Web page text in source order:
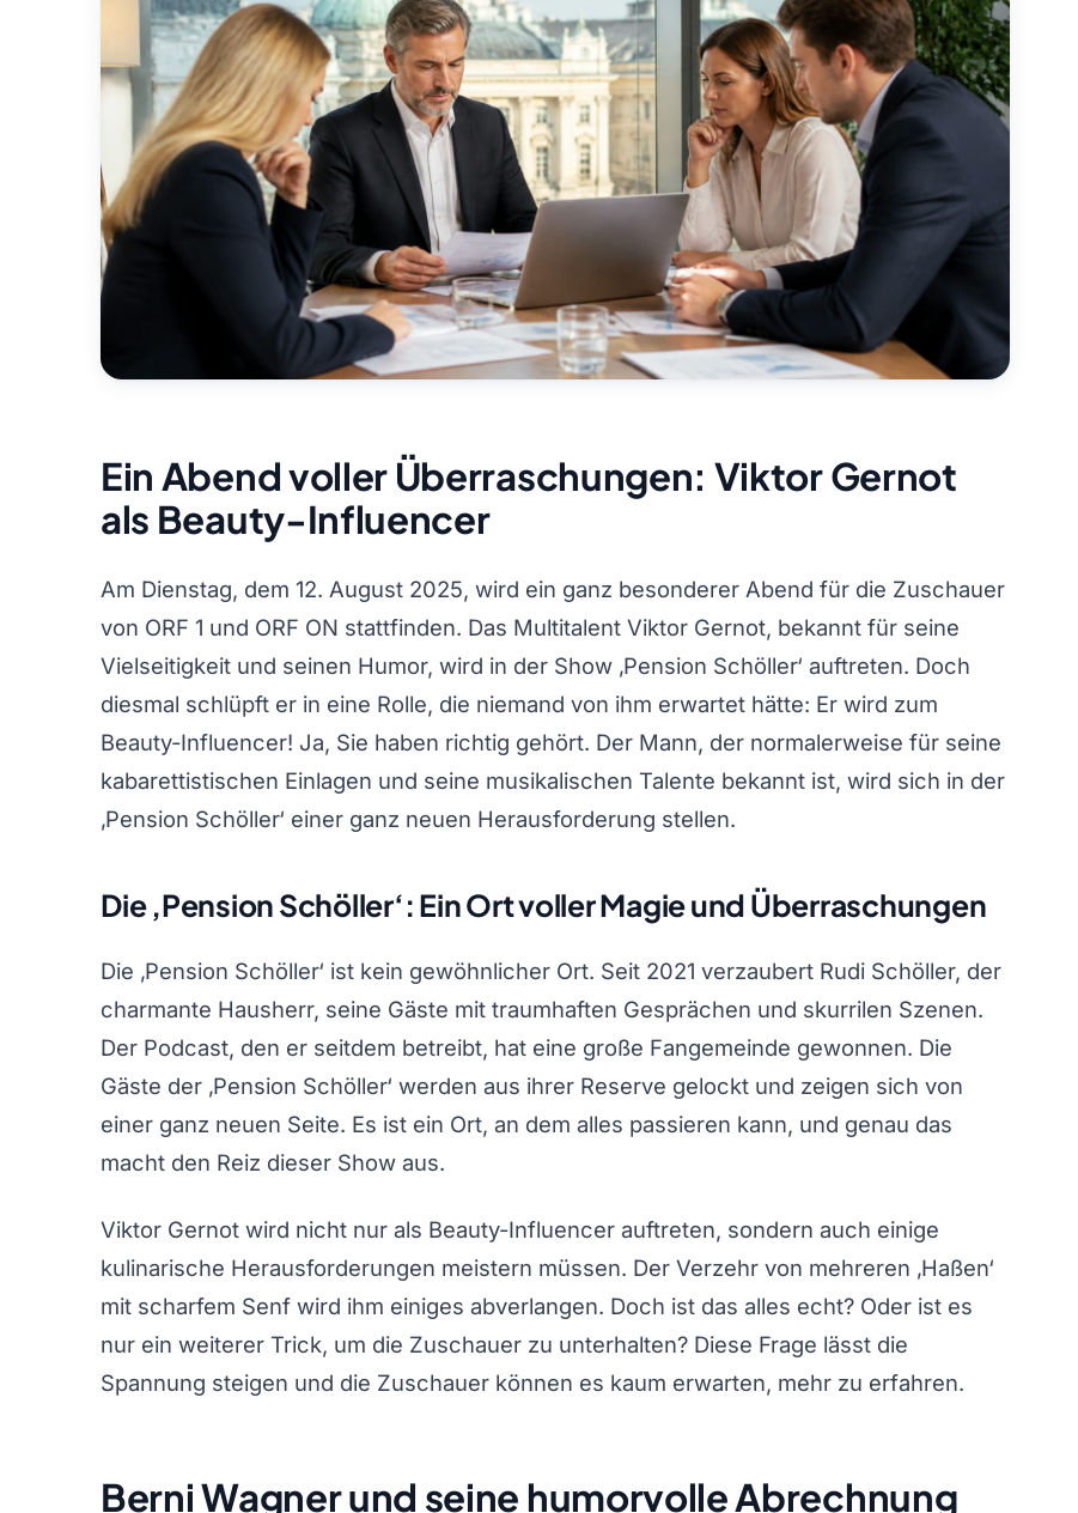
Ein Abend voller Überraschungen: Viktor Gernot
als Beauty-Influencer
Am Dienstag, dem 12. August 2025, wird ein ganz besonderer Abend für die Zuschauer
von ORF 1 und ORF ON stattfinden. Das Multitalent Viktor Gernot, bekannt für seine
Vielseitigkeit und seinen Humor, wird in der Show ‚Pension Schöller‘ auftreten. Doch
diesmal schlüpft er in eine Rolle, die niemand von ihm erwartet hätte: Er wird zum
Beauty-Influencer! Ja, Sie haben richtig gehört. Der Mann, der normalerweise für seine
kabarettistischen Einlagen und seine musikalischen Talente bekannt ist, wird sich in der
‚Pension Schöller‘ einer ganz neuen Herausforderung stellen.
Die ‚Pension Schöller‘: Ein Ort voller Magie und Überraschungen
Die ‚Pension Schöller‘ ist kein gewöhnlicher Ort. Seit 2021 verzaubert Rudi Schöller, der
charmante Hausherr, seine Gäste mit traumhaften Gesprächen und skurrilen Szenen.
Der Podcast, den er seitdem betreibt, hat eine große Fangemeinde gewonnen. Die
Gäste der ‚Pension Schöller‘ werden aus ihrer Reserve gelockt und zeigen sich von
einer ganz neuen Seite. Es ist ein Ort, an dem alles passieren kann, und genau das
macht den Reiz dieser Show aus.
Viktor Gernot wird nicht nur als Beauty-Influencer auftreten, sondern auch einige
kulinarische Herausforderungen meistern müssen. Der Verzehr von mehreren ‚Haßen‘
mit scharfem Senf wird ihm einiges abverlangen. Doch ist das alles echt? Oder ist es
nur ein weiterer Trick, um die Zuschauer zu unterhalten? Diese Frage lässt die
Spannung steigen und die Zuschauer können es kaum erwarten, mehr zu erfahren.
Berni Wagner und seine humorvolle Abrechnung